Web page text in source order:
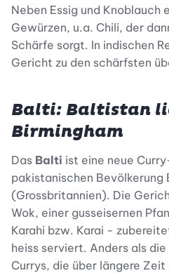
Neben Essig und Knoblauch
Gewürzen, u.a. Chili, der
Schärfe sorgt. In indischen
Gericht zu den schärfsten
Balti: Baltistan
Birmingham
Das Balti ist eine neue
pakistanischen Bevölkerung
(Grossbritannien). Die
Wok, einer gusseisernen
Karahi bzw. Karai -
heiss serviert. Anders als
Currys, die über längere